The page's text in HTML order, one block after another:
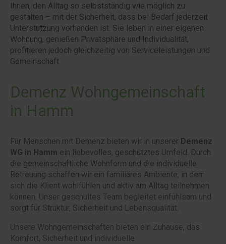
Ihnen, den Alltag so selbstständig wie möglich zu
gestalten – mit der Sicherheit, dass bei Bedarf jederzeit
Unterstützung vorhanden ist. Sie leben in einer eigenen
Wohnung, genießen Privatsphäre und Individualität,
profitieren jedoch gleichzeitig von Serviceleistungen und
Gemeinschaft.
Demenz Wohngemeinschaft
in Hamm
Für Menschen mit Demenz bieten wir in unserer Demenz
WG in Hamm ein liebevolles, geschütztes Umfeld. Durch
die gemeinschaftliche Wohnform und die individuelle
Betreuung schaffen wir ein familiäres Ambiente, in dem
sich die Klient wohlfühlen und aktiv am Alltag teilnehmen
können. Unser geschultes Team begleitet einfühlsam und
sorgt für Struktur, Sicherheit und Lebensqualität.
Unsere Wohngemeinschaften bieten ein Zuhause, das
Komfort, Sicherheit und individuelle